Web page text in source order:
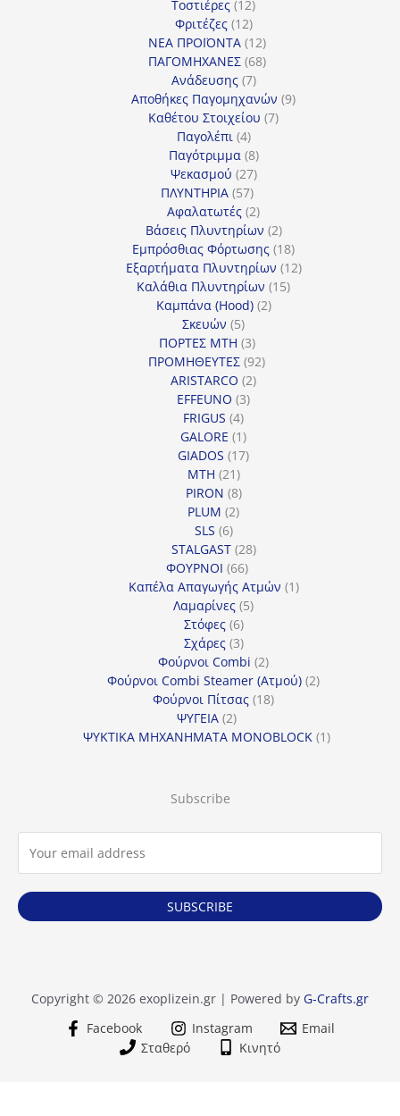
Τοστιέρες 1212
προϊόντα
Φριτέζες 1212
προϊόντα
ΝΕΑ ΠΡΟΪΟΝΤΑ 1212
προϊόντα
ΠΑΓΟΜΗΧΑΝΕΣ 6868
Ανάδευσης 77
προϊόντα
Αποθήκες Παγομηχανών 99
Καθέτου Στοιχείου 77
Παγολέπι 44
προϊόντα
Παγότριμμα 88
προϊόντα
Ψεκασμού 2727
προϊόντα
ΠΛΥΝΤΗΡΙΑ 5757
προϊόντα
Αφαλατωτές 22
προϊόντα
Βάσεις Πλυντηρίων 22
προϊόντα
Εμπρόσθιας Φόρτωσης 1818
προϊόντα
Εξαρτήματα Πλυντηρίων 1212
Καλάθια Πλυντηρίων 1515
Καμπάνα (Hood) 22
Σκευών 55
προϊόντα
ΠΟΡΤΕΣ MTH 33
προϊόντα
ΠΡΟΜΗΘΕΥΤΕΣ 9292
ARISTARCO 22
EFFEUNO 33
FRIGUS 44
προϊόντα
GALORE 11
προϊόν
GIADOS 1717
MTH 2121
προϊόντα
PIRON 88
προϊόντα
PLUM 22
SLS 66
προϊόντα
STALGAST 2828
ΦΟΥΡΝΟΙ 6666
προϊόντα
Καπέλα Απαγωγής Ατμών 11
Λαμαρίνες 55
Στόφες 66
προϊόντα
Σχάρες 33
προϊόντα
Φούρνοι Combi 22
προϊόντα
Φούρνοι Combi Steamer (Ατμού) 22
Φούρνοι Πίτσας 1818
ΨΥΓΕΙΑ 22
προϊόντα
ΨΥΚΤΙΚΑ ΜΗΧΑΝΗΜΑΤΑ MONOBLOCK 11
Subscribe
SUBSCRIBE
Copyright © 2026 exoplizein.gr | Powered by G-Crafts.gr
Facebook
Instagram
Email
Σταθερό
Κινητό